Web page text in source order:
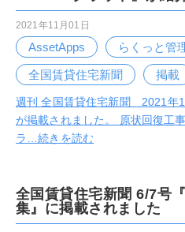
2021年11月01日
AssetApps らくっと管
全国賃貸住宅新聞 掲載
週刊 全国賃貸住宅新聞 2021年
が掲載されました。 原状回復工
ラ…続きを読む
全国賃貸住宅新聞 6/7号
集』に掲載されました